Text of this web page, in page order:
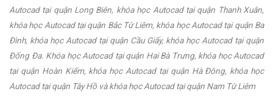
Autocad tại quận Long Biên, khóa học Autocad tại quận Thanh Xuân,
khóa học Autocad tại quận Bắc Từ Liêm, khóa học Autocad tại quận Ba
Đình, khóa học Autocad tại quận Cầu Giấy, khóa học Autocad tại quận
Đống Đa. Khóa học Autocad tại quận Hai Bà Trưng, khóa học Autocad
tại quận Hoàn Kiếm, khóa học Autocad tại quận Hà Đông, khóa học
Autocad tại quận Tây Hồ và khóa học Autocad tại quận Nam Từ Liêm